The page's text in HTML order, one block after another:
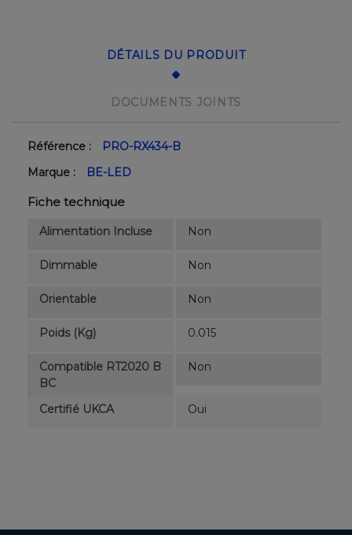
DÉTAILS DU PRODUIT
DOCUMENTS JOINTS
Référence :
PRO-RX434-B
Marque :
BE-LED
Fiche technique
Alimentation Incluse Non
Dimmable Non
Orientable Non
Poids (kg) 0.015
Compatible RT2020 B
BC
Non
Certifié UKCA Oui